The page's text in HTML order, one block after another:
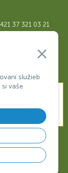
služieb
vaše
37 321 03 21